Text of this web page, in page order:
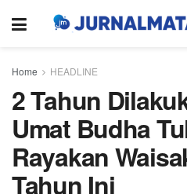
Home HEADLINE
2 Tahun
Umat Budha
Rayakan
Tahun Ini